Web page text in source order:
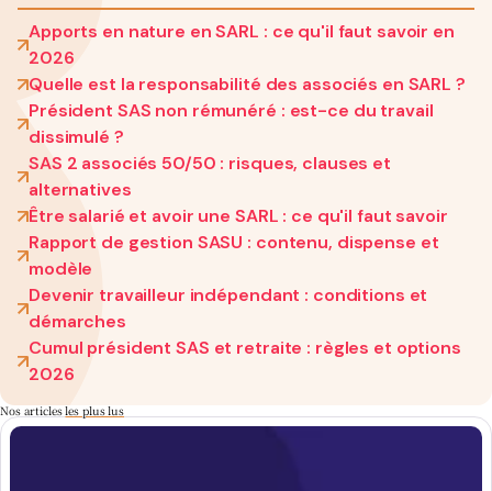
Apports en nature en SARL : ce qu'il faut savoir en
2026
Quelle est la responsabilité des associés en SARL ?
Président SAS non rémunéré : est-ce du travail
dissimulé ?
SAS 2 associés 50/50 : risques, clauses et
alternatives
Être salarié et avoir une SARL : ce qu'il faut savoir
Rapport de gestion SASU : contenu, dispense et
modèle
Devenir travailleur indépendant : conditions et
démarches
Cumul président SAS et retraite : règles et options
2026
Nos articlesles plus lus